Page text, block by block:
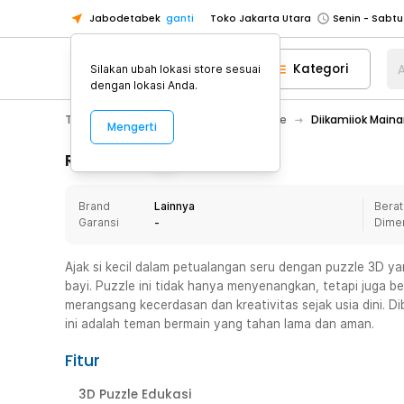
Jabodetabek ganti Toko Jakarta Utara
Toko Tangerang
Toko Cikupa
Pick n Go Jakarta Barat
Senin -
Pick n Go Bekasi
Senin - Jumat
Senin - Jumat
Senin -
Senin -
Toko Tangerang
Toko Cikupa
Pick n Go Jakarta Barat
Senin -
Kategori
Toys, Kids & Baby Puzzle Diikamiiok
Rincian Produk
Brand
Lainnya
Garansi
-
Ajak si kecil dalam petualangan seru dengan puzzle 3D
bayi. Puzzle ini tidak hanya menyenangkan, tetapi juga
merangsang kecerdasan dan kreativitas sejak usia dini.
ini adalah teman bermain yang tahan lama dan aman.
Fitur
3D Puzzle Edukasi
Silakan ubah lokasi store sesuai
dengan lokasi Anda.
Mengerti